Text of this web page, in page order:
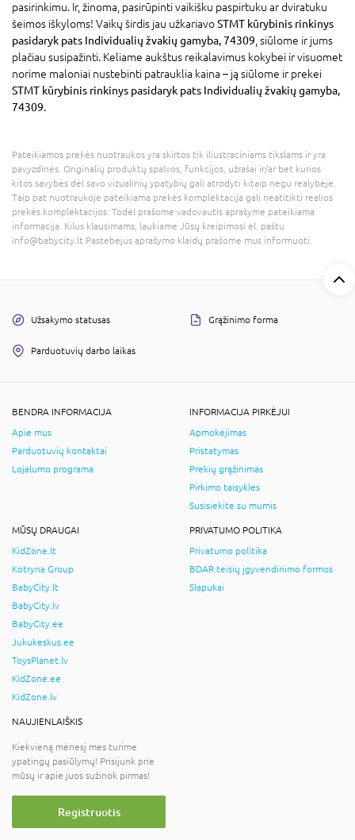
pasirinkimu. Ir, žinoma, pasirūpinti vaikišku paspirtuku ar dviratuku
šeimos iškyloms! Vaikų širdis jau užkariavoSTMT kūrybinis rinkinys
pasidaryk pats Individualių žvakių gamyba, 74309, siūlome ir jums
plačiau susipažinti. Keliame aukštus reikalavimus kokybei ir visuomet
norime maloniai nustebinti patrauklia kaina – ją siūlome ir prekei
STMT kūrybinis rinkinys pasidaryk pats Individualių žvakių gamyba,
74309.
Pateikiamos prekės nuotraukos yra skirtos tik iliustraciniams tikslams ir yra
pavyzdinės. Originalių produktų spalvos, funkcijos, užrašai ir/ar bet kurios
kitos savybės dėl savo vizualinių ypatybių gali atrodyti kitaip negu realybėje.
Taip pat nuotraukoje pateikiama prekės komplektacija gali neatitikti realios
prekės komplektacijos. Todėl prašome vadovautis aprašyme pateikiama
informacija. Kilus klausimams, laukiame Jūsų kreipimosi el. paštu
info@babycity.lt Pastebėjus aprašymo klaidų prašome mus informuoti.
Užsakymo statusas Grąžinimo forma
Parduotuvių darbo laikas
BENDRA INFORMACIJA
Apie mus
Parduotuvių kontaktai
Lojalumo programa
INFORMACIJA PIRKĖJUI
Apmokėjimas
Pristatymas
Prekių grąžinimas
Pirkimo taisyklės
Susisiekite su mumis
MŪSŲ DRAUGAI
KidZone.lt
Kotryna Group
BabyCity.lt
BabyCity.lv
BabyCity.ee
Jukukeskus.ee
ToysPlanet.lv
KidZone.ee
KidZone.lv
PRIVATUMO POLITIKA
Privatumo politika
BDAR teisių įgyvendinimo formos
Slapukai
NAUJIENLAIŠKIS
Kiekvieną mėnesį mes turime
ypatingų pasiūlymų! Prisijunk prie
mūsų ir apie juos sužinok pirmas!
Registruotis